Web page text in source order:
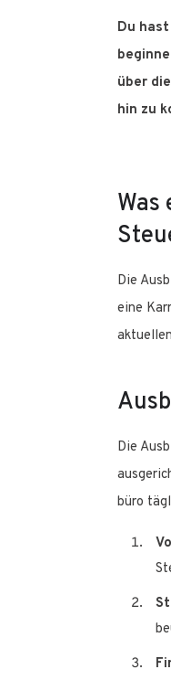
Du
über
hin zu
Die
eine
Die
büro